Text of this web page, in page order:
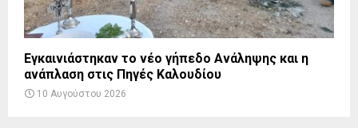
Εγκαινιάστηκαν το νέο γήπεδο Ανάληψης και η
ανάπλαση στις Πηγές Καλουδίου
10 Αυγούστου 2026